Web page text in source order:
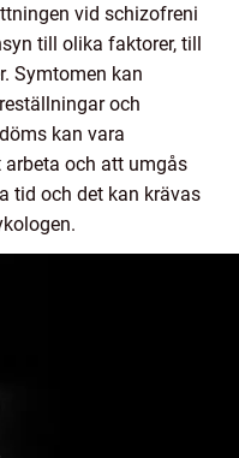
vid schizofreni
till olika faktorer, till
Symtomen kan
och
kan vara
och att umgås
tid och det kan krävas